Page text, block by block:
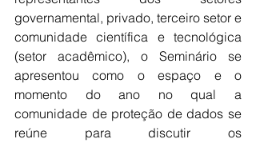
governamental, privado, terceiro setor e
comunidade científica e tecnológica
(setor acadêmico), o Seminário se
apresentou como o espaço e o
momento do ano no qual a
comunidade de proteção de dados se
reúne para discutir os